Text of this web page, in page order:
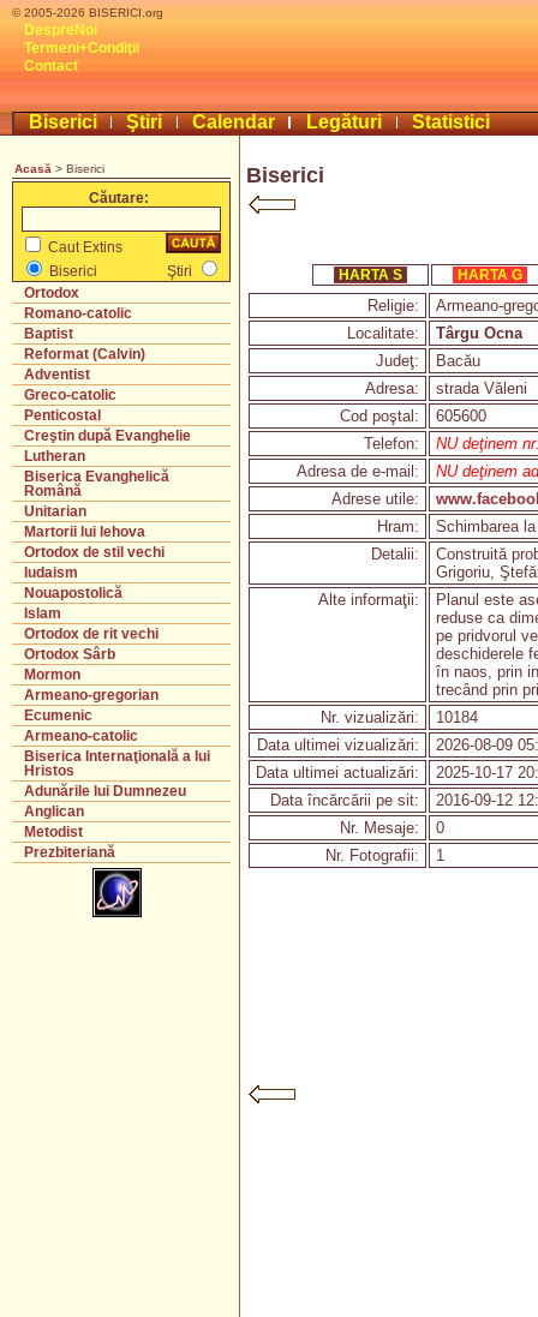
© 2005-2026 BISERICI.org
DespreNoi
Termeni+Condiţii
Contact
Biserici Ştiri Calendar Legături Statistici
Acasă > Biserici
Căutare:
Caut Extins
Biserici
Ştiri
Ortodox
Romano-catolic
Baptist
Reformat (Calvin)
Adventist
Greco-catolic
Penticostal
Creştin după Evanghelie
Lutheran
Biserica Evanghelică
Română
Unitarian
Martorii lui Iehova
Ortodox de stil vechi
Iudaism
Nouapostolică
Islam
Ortodox de rit vechi
Ortodox Sârb
Mormon
Armeano-gregorian
Ecumenic
Armeano-catolic
Biserica Internaţională a lui
Hristos
Adunările lui Dumnezeu
Anglican
Metodist
Prezbiteriană
Biserici
HARTA S HARTA G
Religie:
Armeano-
Localitate:
Târgu Ocna
Judeţ:
Bacău
Adresa:
strada Văleni
Cod poştal:
605600
Telefon:
NU deţinem
Adresa de e-mail:
NU deţinem
Adrese utile:
Hram:
Schimbarea
Detalii:
Construită
Grigoriu,
Alte informaţii:
Planul este
reduse ca
pe pridvorul
deschiderele
în naos, prin
trecând prin
Nr. vizualizări:
10184
Data ultimei vizualizări:
2026-08-09
Data ultimei actualizări:
2025-10-17
Data încărcării pe sit:
2016-09-12
Nr. Mesaje:
0
Nr. Fotografii:
1